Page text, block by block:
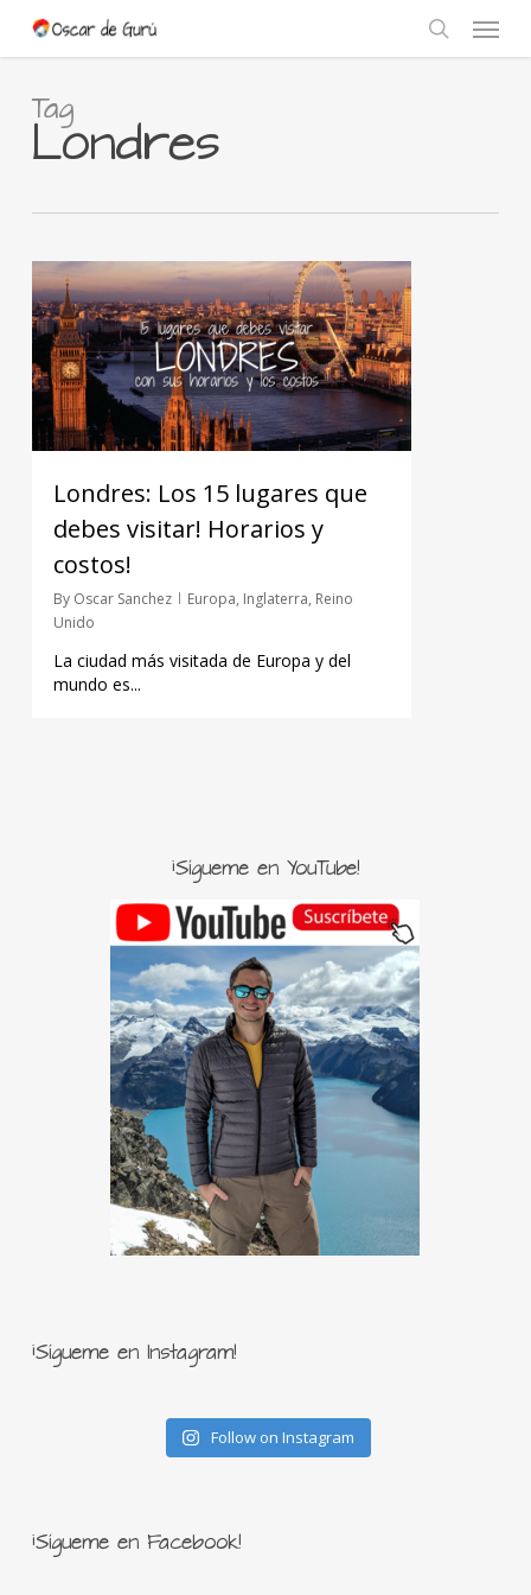
main
search
Menu
Tag
Londres
Londres: Los 15 lugares que
debes visitar! Horarios y
costos!
By Oscar Sanchez Europa, Inglaterra, Reino
Unido
La ciudad más visitada de Europa y del
mundo es...
¡Sígueme en YouTube!
¡Sígueme en Instagram!
Follow on Instagram
¡Sígueme en Facebook!